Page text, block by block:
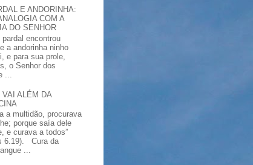
E ANDORINHA:
COM A
DO SENHOR
encontrou
a andorinha ninho
e para sua prole,
o Senhor dos
...
VAI ALÉM DA
a multidão, procurava
porque saía dele
e curava a todos”
6.19). Cura da
...